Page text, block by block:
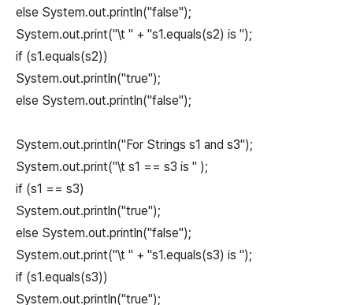
else System.out.println("false");
System.out.print("\t " + "s1.equals(s2) is ");
if (s1.equals(s2))
System.out.println("true");
else System.out.println("false");
System.out.println("For Strings s1 and s3");
System.out.print("\t s1 == s3 is " );
if (s1 == s3)
System.out.println("true");
else System.out.println("false");
System.out.print("\t " + "s1.equals(s3) is ");
if (s1.equals(s3))
System.out.println("true");